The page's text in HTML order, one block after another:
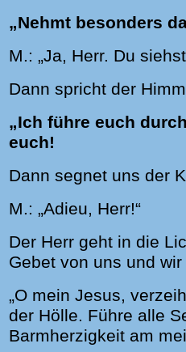
„Nehmt besonders
M.: „Ja, Herr. Du
Dann spricht der
„Ich führe euch
euch!
Dann segnet uns der
M.: „Adieu, Herr!“
Der Herr geht in die
Gebet von uns und
„O mein Jesus,
der Hölle. Führe alle
Barmherzigkeit am